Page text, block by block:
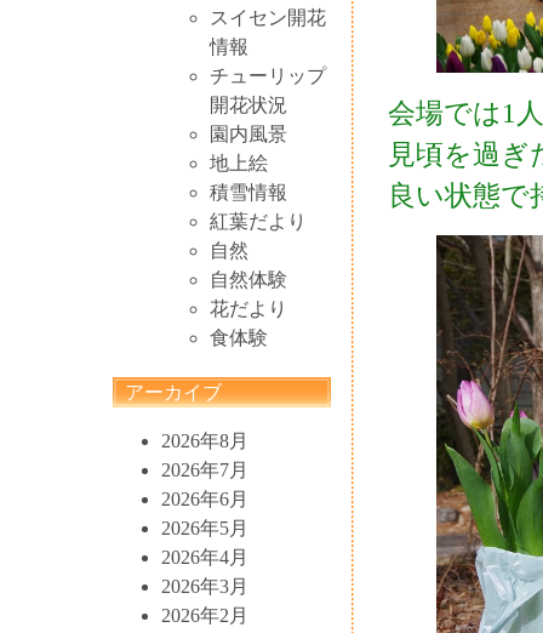
スイセン開花
情報
チューリップ
開花状況
園内風景
地上絵
積雪情報
紅葉だより
自然
自然体験
花だより
食体験
アーカイブ
2026年8月
2026年7月
2026年6月
2026年5月
2026年4月
2026年3月
2026年2月
会場では1
見頃を過
良い状態で